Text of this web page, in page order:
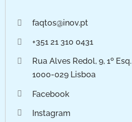
faqtos@inov.pt
+351 21 310 0431
Rua Alves Redol, 9, 1º Esq.
1000-029 Lisboa
Facebook
Instagram